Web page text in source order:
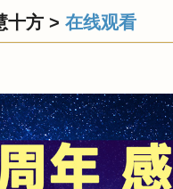
十方 > 在线观看